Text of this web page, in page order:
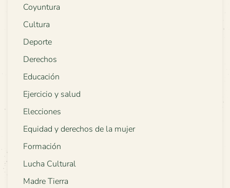
Coyuntura
Cultura
Deporte
Derechos
Educación
Ejercicio y salud
Elecciones
Equidad y derechos de la mujer
Formación
Lucha Cultural
Madre Tierra